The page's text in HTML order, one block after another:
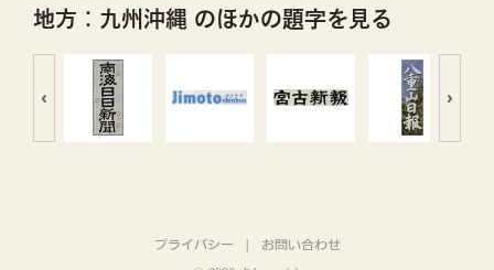
地方：九州沖縄 のほかの題字を見る
‹ ›
プライバシー お問い合わせ